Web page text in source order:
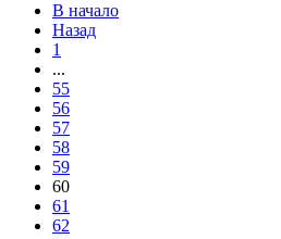
В начало
Назад
1
...
55
56
57
58
59
60
61
62